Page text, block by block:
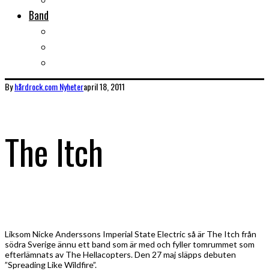
Band
Byhårdrock.comNyheterapril 18, 2011
The Itch
Liksom Nicke Anderssons Imperial State Electric så är The Itch från
södra Sverige ännu ett band som är med och fyller tomrummet som
efterlämnats av The Hellacopters. Den 27 maj släpps debuten
”Spreading Like Wildfire”.